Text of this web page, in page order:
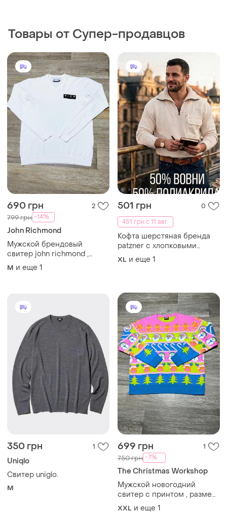
Товары от Супер-продавцов
690 грн 2
799 грн -14%
John Richmond
Мужской брендовый
свитер john richmond ,
размер м
M и еще 1
501 грн
0
451 грн с 11 авг.
Кофта шерстяная бренда
patzner с хлопковыми
вставками и карманом на
липучке замеры:пог-64,
плечам-55
XL и еще 1
350 грн 1
Uniqlo
Свитер uniglo.
M
699 грн 1
750 грн -7%
The Christmas Workshop
Мужской новогодний
свитер с принтом , размер
2xl
XXL и еще 1